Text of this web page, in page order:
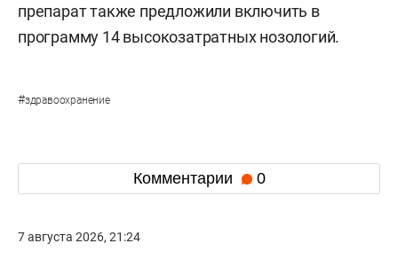
препарат также предложили включить в
программу 14 высокозатратных нозологий.
#здравоохранение
Комментарии 0
7 августа 2026, 21:24